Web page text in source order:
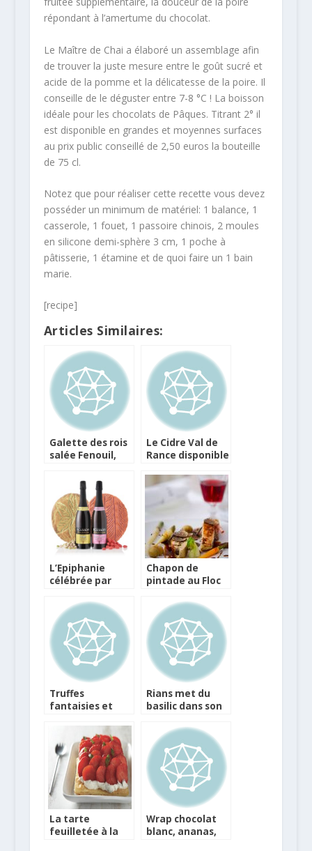
répondant à l’amertume du chocolat.
Le Maître de Chai a élaboré un assemblage afin
de trouver la juste mesure entre le goût sucré et
acide de la pomme et la délicatesse de la poire. Il
conseille de le déguster entre 7-8 °C ! La boisson
idéale pour les chocolats de Pâques. Titrant 2° il
est disponible en grandes et moyennes surfaces
au prix public conseillé de 2,50 euros la bouteille
de 75 cl.
Notez que pour réaliser cette recette vous devez
posséder un minimum de matériel: 1 balance, 1
casserole, 1 fouet, 1 passoire chinois, 2 moules
en silicone demi-sphère 3 cm, 1 poche à
pâtisserie, 1 étamine et de quoi faire un 1 bain
marie.
[recipe]
Articles Similaires:
Galette des rois
salée Fenouil,
d’agastache
Le Cidre Val de
Rance disponible
L’Epiphanie
célébrée par
et Ecusson
Chapon de
pintade au Floc
rouge, truffes,
jus de truffes
Truffes
fantaisies et
Baileys pour les
fêtes
Rians met du
basilic dans son
La tarte
feuilletée à la
Wrap chocolat
blanc, ananas,